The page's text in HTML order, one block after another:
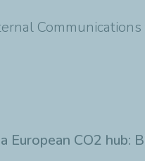
European CO2 hub: